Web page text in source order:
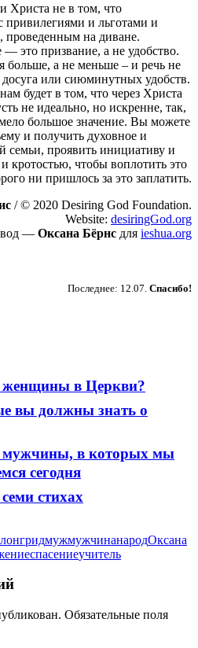
Христа не в том, что
привилегиями и льготами и
проведенным на диване.
это призвание, а не удобство.
больше, а не меньше – и речь не
или сиюминутных удобств.
будет в том, что через Христа
не идеально, но искренне, так,
большое значение. Вы можете
и получить духовное и
семьи, проявить инициативу и
кротостью, чтобы воплотить это
ни пришлось за это заплатить.
/ © 2020 Desiring God Foundation.
Website: desiringGod.org
— Оксана Бёрнс для ieshua.org
Последнее: 12.07. Спасибо!
в Церкви?
вы должны знать о
мужчины, в которых мы
сегодня
стихах
лонгридмужмужчинанародОксана
спасениеучитель
Обязательные поля